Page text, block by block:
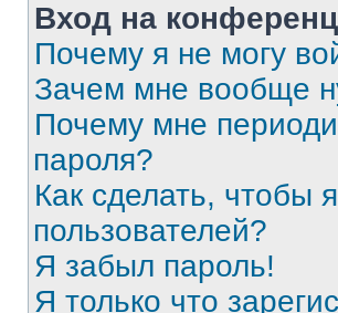
Вход на
Почему я не могу
Зачем мне вообще
Почему мне
пароля?
Как сделать, чтобы
пользователей?
Я забыл пароль!
Я только что